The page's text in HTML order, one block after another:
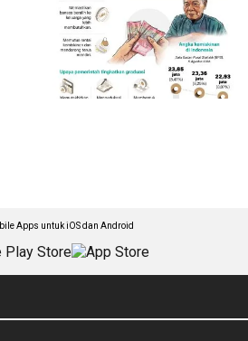
Apps untuk iOS dan Android